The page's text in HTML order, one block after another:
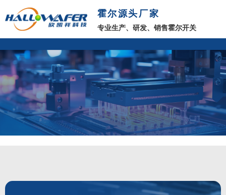
霍尔源头厂家
专业生产、研发、销售霍尔开关